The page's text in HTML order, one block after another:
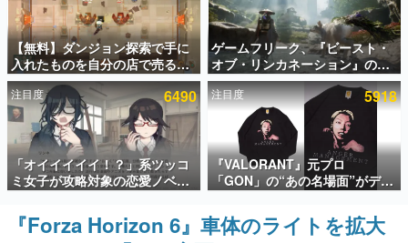
ゲームの企画書
名作ゲームクリエイターの方々に製作時のエピソードをお
聞きし、ヒットする企画（ゲーム）とは何か？を探ってい
きます。
赫本
この物語を解いてはいけない。『赫本』は、〈試験問題〉
の形をした短編ホラー小説集です。
新世代に訊く
これからのデジタルゲーム市場を担う若きクリエイター達
の姿を追い、彼らのルーツと情熱を探っていきます。
ゲーム世代の作家たち
【無料】ダンジョン探索で手に
入れたものを自分の店で売るゲ
ーム『Moonlighter』がSteam
にて無料配布中！続編
『Moonlighter 2』の9月2日正
式リリースを記念したキャンペ
ーン
ゲームフリーク、『ビースト・
オブ・リンカネーション』の継
続的なアプデ方針を表明。ユー
ザーからの意見を真摯に受け止
めて対応へ。修正パッチは約1週
間以内に配信される予定
注目度 6490
「オイイイイイ！？」系ツッコ
ミ女子が攻略対象の恋愛ノベル
ゲーム『美術部カノジョ』
Steamストアページが公開。
「お前らーそろそろ自重しろ
注目度 5918
『VALORANT』元プロ
「GON」の“あの名場面”がデザ
インされた新作グッズが本日8月
5日より期間限定で発売。Tシャ
ツやコインケース、アクキーな
『Forza Horizon 6』車体のライトを拡大